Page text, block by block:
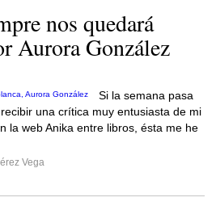
nos quedará
Aurora González
Si la semana pasa
una crítica muy entusiasta de mi
la web Anika entre libros, ésta me he
Vega